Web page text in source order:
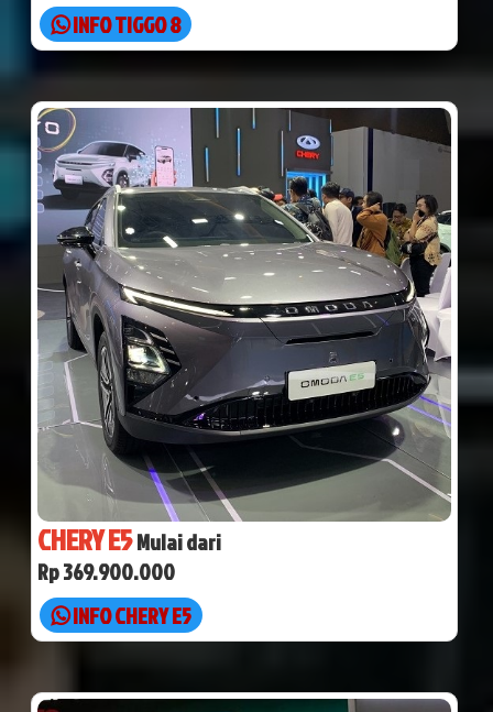
INFO TIGGO 8
CHERY E5Mulai dari
Rp 369.900.000
INFO CHERY E5